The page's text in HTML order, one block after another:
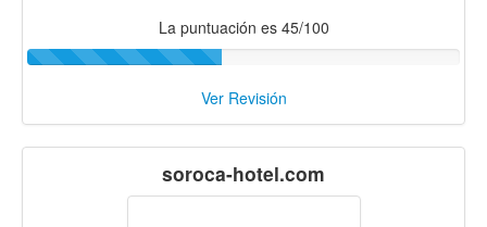
La puntuación es 45/100
Ver Revisión
soroca-hotel.com